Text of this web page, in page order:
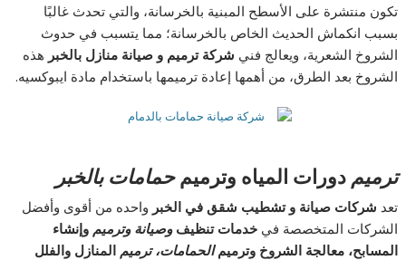
تكون منتشرة على الأسطح المبنية بالخرسانة، والتي تحدث غالبًا
بسبب انكماش الحديث الخاص بالخرسانة؛ مما يتسبب في حدوث
الشروخ الشعرية، ويعالج فني شركة ترميم و صيانة منازل بالخبر هذه
الشروخ بعد الطرق، من أهمها إعادة ترميمها باستخدام مادة ايبوكسيه.
ترميم دورات المياه وترميمحمامات بالخبر
تعد شركات صيانة و تشطيب شقق في الخبر واحده من أقوى وأفضل
الشركات المتخصصة فيخدمات تنظيفوصيانة وترميم وإنشاء
المسابح، معالجة الشروخ وترميمالحمامات، ترميم المنازل والفلل